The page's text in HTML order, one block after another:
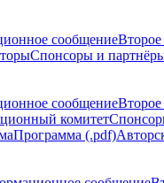
сообщение
Спонсоры и
сообщение
комитет
Программа (.pdf)